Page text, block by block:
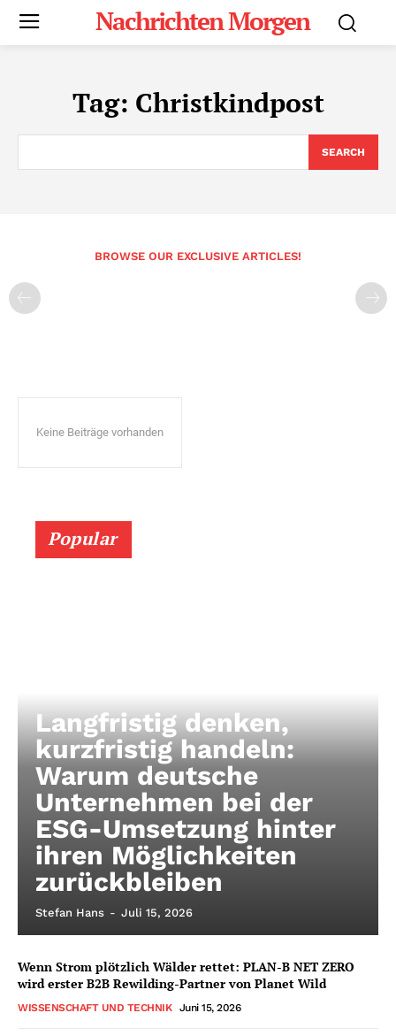
Nachrichten Morgen
Tag: Christkindpost
SEARCH
BROWSE OUR EXCLUSIVE ARTICLES!
Keine Beiträge vorhanden
Popular
Langfristig denken,
kurzfristig handeln:
Warum deutsche
Unternehmen bei der
ESG-Umsetzung hinter
ihren Möglichkeiten
zurückbleiben
Stefan Hans - Juli 15, 2026
Wenn Strom plötzlich Wälder rettet: PLAN-B NET ZERO
wird erster B2B Rewilding-Partner von Planet Wild
WISSENSCHAFT UND TECHNIK Juni 15, 2026